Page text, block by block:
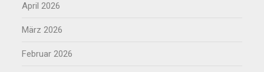
April 2026
März 2026
Februar 2026